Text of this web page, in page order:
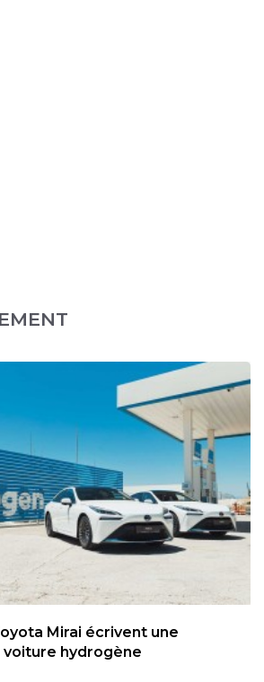
Mirai écrivent une
hydrogène